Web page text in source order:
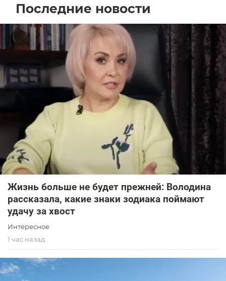
Последние новости
Жизнь больше не будет прежней: Володина
рассказала, какие знаки зодиака поймают
удачу за хвост
Интересное
1 час назад